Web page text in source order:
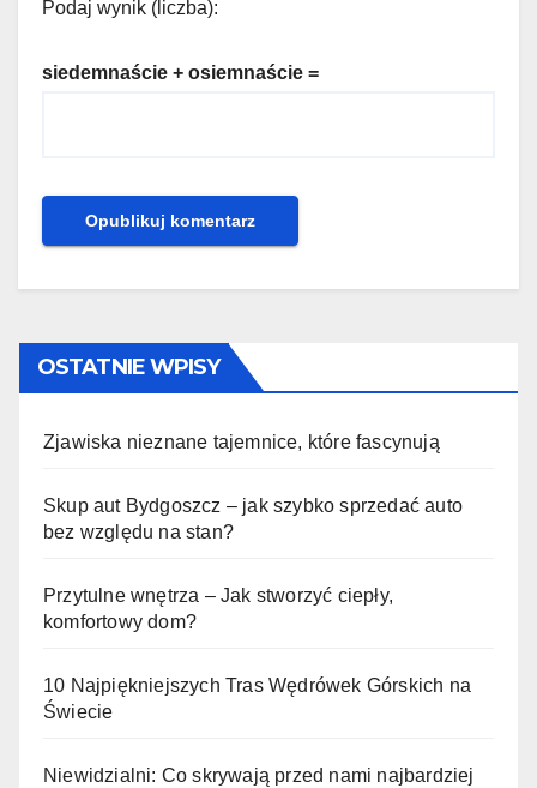
Podaj wynik (liczba):
siedemnaście + osiemnaście =
OSTATNIE WPISY
Zjawiska nieznane tajemnice, które fascynują
Skup aut Bydgoszcz – jak szybko sprzedać auto
bez względu na stan?
Przytulne wnętrza – Jak stworzyć ciepły,
komfortowy dom?
10 Najpiękniejszych Tras Wędrówek Górskich na
Świecie
Niewidzialni: Co skrywają przed nami najbardziej